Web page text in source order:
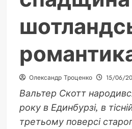
Олександр Троценко 15/06/
Вальтер Скотт
року в Единбурзі, в
третьому поверсі